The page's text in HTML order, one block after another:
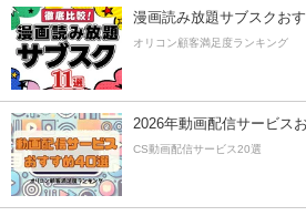
漫画読み放題サブスクお
オリコン顧客満足度ランキング
2026年動画配信サービス
CS動画配信サービス20選